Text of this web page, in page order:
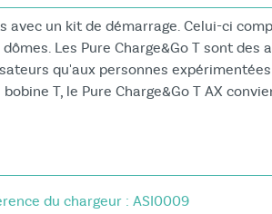
un kit de démarrage. Celui-ci
Les Pure Charge&Go T sont des
qu'aux personnes
T, le Pure Charge&Go T AX
du chargeur : ASI0009